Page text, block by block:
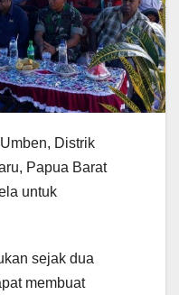
Distrik
Papua Barat
untuk
sejak dua
membuat